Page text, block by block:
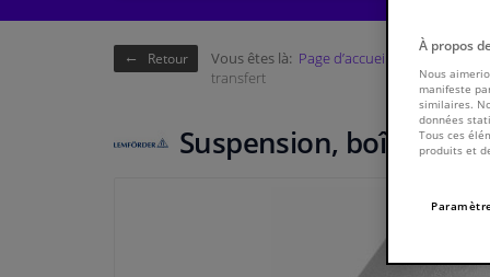
Retour Vous êtes là: Page d’accueil Châssis &
transfert
Suspension, boîte de
À propos
Nous
manifeste
similaires.
données
Tous ces
produits et